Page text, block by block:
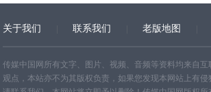
关于我们 联系我们 老版地图
网站地图
传媒中国网所有文字、图片、视频、音频等资料均来自
观点，本站亦不为其版权负责，如果您发现本网站上有侵